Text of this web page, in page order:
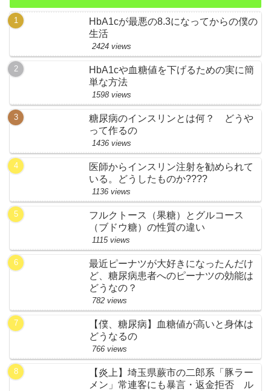
HbA1cが最悪の8.3になってからの僕の
生活
2424 views
HbA1cや血糖値を下げるための実に簡
単な方法
1598 views
糖尿病のインスリンとは何？ どうや
って作るの
1436 views
医師からインスリン注射を勧められて
いる。どうしたものか????
1136 views
フルクトース（果糖）とグルコース
（ブドウ糖）の性質の違い
1115 views
最近ピーナツが大好きになったんだけ
ど、糖尿病患者へのピーナツの効能は
どうなの？
782 views
【僕、糖尿病】血糖値が高いと身体は
どうなるの
766 views
【炎上】埼玉県蕨市の二郎系「豚ラー
メン」常連客にも暴言・返金拒否 ル